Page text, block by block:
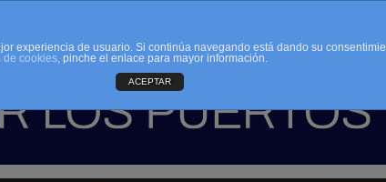
experiencia de usuario. Si continúa navegando está dando su
de cookies, pinche el enlace para mayor información.
ACEPTAR